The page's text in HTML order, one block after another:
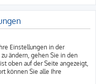
Einstellungen in der
ändern, gehen Sie in den
oben auf der Seite angezeigt,
können Sie alle Ihre